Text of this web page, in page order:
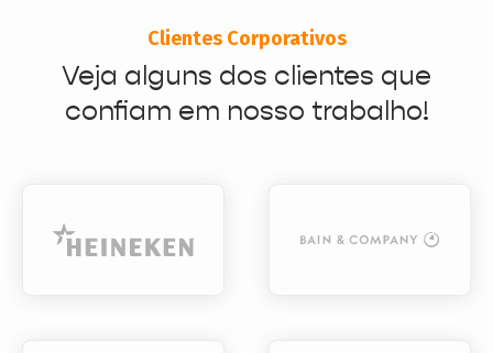
Clientes Corporativos
Veja alguns dos clientes que
confiam em nosso trabalho!